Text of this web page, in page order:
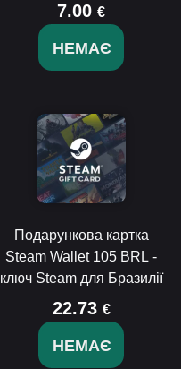
7.00 €
НЕМАЄ
Подарункова картка
Steam Wallet 105 BRL -
ключ Steam для Бразилії
22.73 €
НЕМАЄ